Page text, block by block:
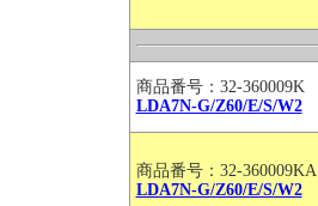
商品番号：32-360009K
LDA7N-G/Z60/E/S/W2
商品番号：32-360009KA
LDA7N-G/Z60/E/S/W2